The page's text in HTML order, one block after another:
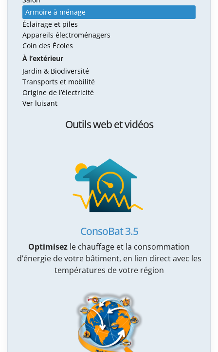
Armoire à ménage
Éclairage et piles
Appareils électroménagers
Coin des Écoles
À l’extérieur
Jardin & Biodiversité
Transports et mobilité
Origine de l’électricité
Ver luisant
Outils web et vidéos
ConsoBat 3.5
Optimisez le chauffage et la consommation
d’énergie de votre bâtiment, en lien direct avec les
températures de votre région